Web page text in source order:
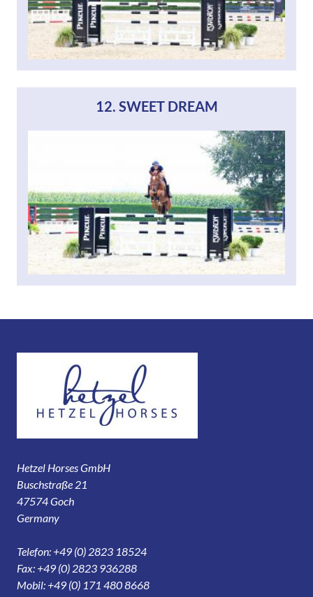
12. SWEET DREAM
Hetzel Horses GmbH
Buschstraße 21
47574 Goch
Germany
Telefon: +49 (0) 2823 18524
Fax: +49 (0) 2823 936288
Mobil: +49 (0) 171 480 8668